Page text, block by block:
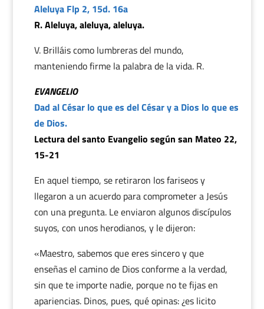
Aleluya Flp 2, 15d. 16a
R. Aleluya, aleluya, aleluya.
V. Brilláis como lumbreras del mundo,
manteniendo firme la palabra de la vida. R.
EVANGELIO
Dad al César lo que es del César y a Dios lo que es
de Dios.
Lectura del santo Evangelio según san Mateo 22,
15-21
En aquel tiempo, se retiraron los fariseos y
llegaron a un acuerdo para comprometer a Jesús
con una pregunta. Le enviaron algunos discípulos
suyos, con unos herodianos, y le dijeron:
«Maestro, sabemos que eres sincero y que
enseñas el camino de Dios conforme a la verdad,
sin que te importe nadie, porque no te fijas en
apariencias. Dinos, pues, qué opinas: ¿es licito